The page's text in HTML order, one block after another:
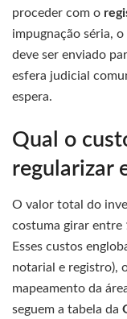
proceder com o
impugnação séria,
deve ser enviado
esfera judicial
espera.
Qual o
regularizar
O valor total do
costuma girar entre
Esses custos
notarial e registro),
mapeamento da
seguem a tabela da